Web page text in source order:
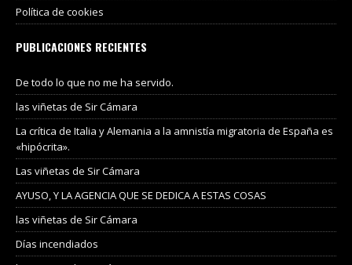
Política de cookies
PUBLICACIONES RECIENTES
De todo lo que no me ha servido.
las viñetas de Sir Cámara
La crítica de Italia y Alemania a la amnistía migratoria de España es
«hipócrita».
Las viñetas de Sir Cámara
AYUSO, Y LA AGENCIA QUE SE DEDICA A ESTAS COSAS
las viñetas de Sir Cámara
Días incendiados